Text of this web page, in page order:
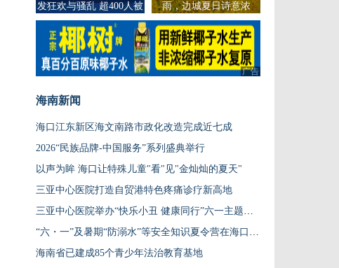
发狂欢与骚乱 超400人被
捕
雨，边城夏日诗意浓
广告
海南新闻
海口江东新区海文南路市政化改造完成近七成
2026“民族品牌-中国服务”系列盛典举行
以声为眸 海口让特殊儿童"看"见"金灿灿的夏天"
三亚中心医院打造自贸港特色疼痛诊疗新高地
三亚中心医院举办“快乐小丑 健康同行”六一主题活动
“六・一”及暑期“防溺水”等安全知识夏令营在海口启动
海南省已建成85个青少年法治教育基地